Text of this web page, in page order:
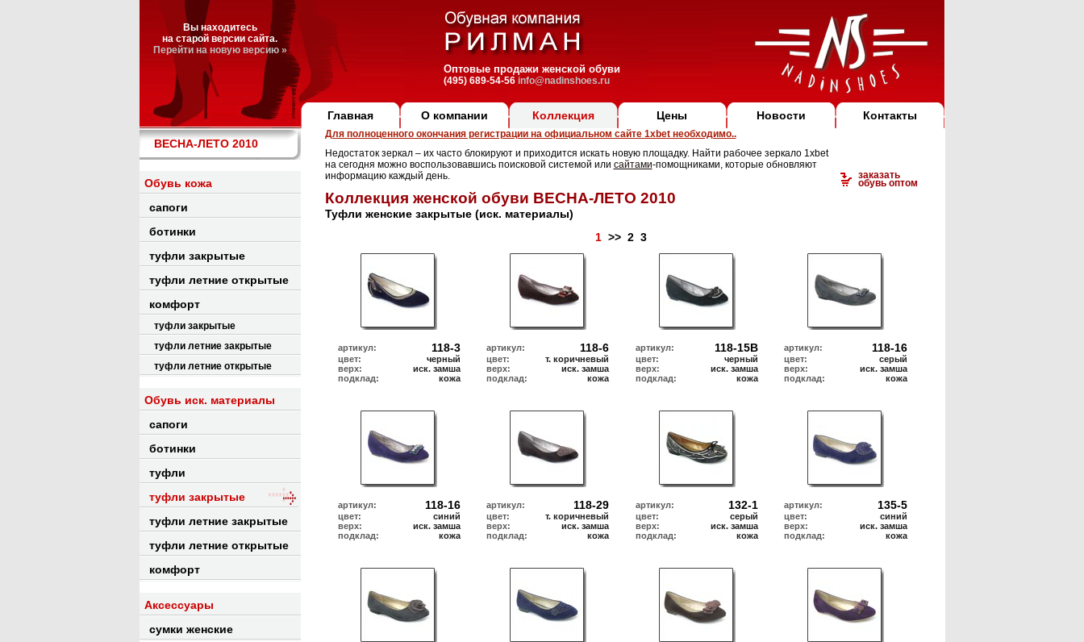
Вы находитесь
на старой версии сайта.
Перейти на новую версию »
Оптовые продажи женской обуви
(495) 689-54-56 info@nadinshoes.ru
Главная О компании Коллекция Цены Новости Контакты
ВЕСНА-ЛЕТО 2010
Обувь кожа
сапоги
ботинки
туфли закрытые
туфли летние открытые
комфорт
туфли закрытые
туфли летние закрытые
туфли летние открытые
Обувь иск. материалы
сапоги
ботинки
туфли
туфли закрытые
туфли летние закрытые
туфли летние открытые
комфорт
Аксессуары
сумки женские
Для полноценного окончания регистрации на официальном сайте 1xbet необходимо..
Недостаток зеркал – их часто блокируют и приходится искать новую площадку. Найти рабочее зеркало 1xbet
на сегодня можно воспользовавшись поисковой системой или сайтами-помощниками, которые обновляют
информацию каждый день.
Коллекция женской обуви ВЕСНА-ЛЕТО 2010
Туфли женские закрытые (иск. материалы)
заказать
обувь оптом
1>> 2 3
артикул: 118-3
цвет:
черный
верх:
иск. замша
подклад:
кожа
артикул: 118-6
цвет:
т. коричневый
верх:
иск. замша
подклад:
кожа
артикул: 118-15В
цвет:
черный
верх:
иск. замша
подклад:
кожа
артикул: 118-16
цвет:
серый
верх:
иск. замша
подклад:
кожа
артикул: 118-16
цвет:
синий
верх:
иск. замша
подклад:
кожа
артикул: 118-29
цвет:
т. коричневый
верх:
иск. замша
подклад:
кожа
артикул: 132-1
цвет:
серый
верх:
иск. замша
подклад:
кожа
артикул: 135-5
цвет:
синий
верх:
иск. замша
подклад:
кожа